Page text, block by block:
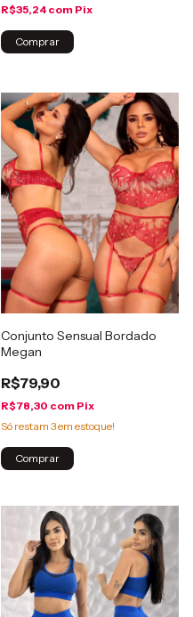
R$35,24 com Pix
Comprar
Conjunto Sensual Bordado
Megan
R$79,90
R$78,30 com Pix
Só restam 3em estoque!
Comprar